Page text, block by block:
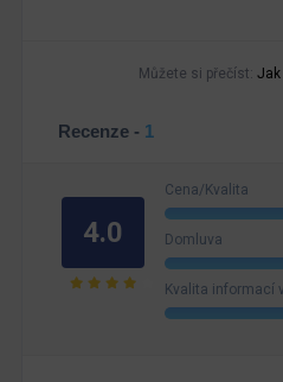
Můžete si přečíst: Jak
Recenze - 1
4.0
Cena/Kvalita
Domluva
Kvalita informací